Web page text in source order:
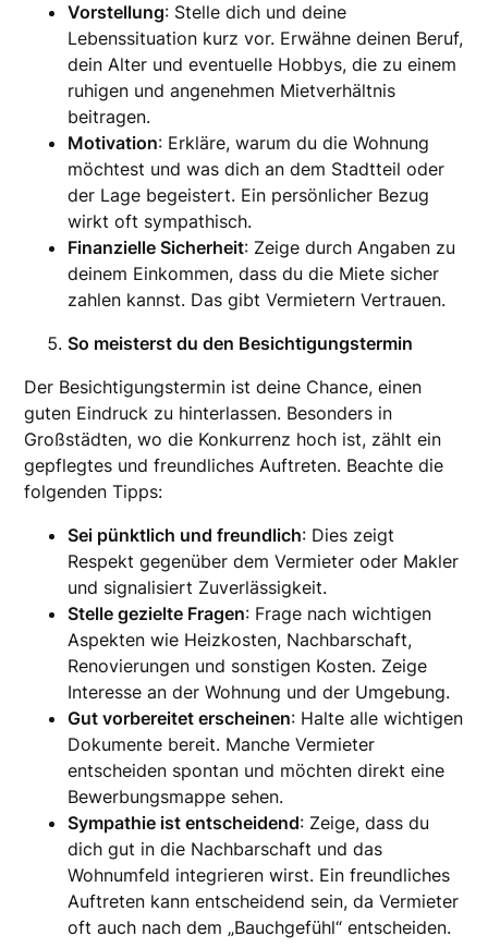
Vorstellung: Stelle dich und deine
Lebenssituation kurz vor. Erwähne deinen Beruf,
dein Alter und eventuelle Hobbys, die zu einem
ruhigen und angenehmen Mietverhältnis
beitragen.
Motivation: Erkläre, warum du die Wohnung
möchtest und was dich an dem Stadtteil oder
der Lage begeistert. Ein persönlicher Bezug
wirkt oft sympathisch.
Finanzielle Sicherheit: Zeige durch Angaben zu
deinem Einkommen, dass du die Miete sicher
zahlen kannst. Das gibt Vermietern Vertrauen.
So meisterst du den Besichtigungstermin
Der Besichtigungstermin ist deine Chance, einen
guten Eindruck zu hinterlassen. Besonders in
Großstädten, wo die Konkurrenz hoch ist, zählt ein
gepflegtes und freundliches Auftreten. Beachte die
folgenden Tipps:
Sei pünktlich und freundlich: Dies zeigt
Respekt gegenüber dem Vermieter oder Makler
und signalisiert Zuverlässigkeit.
Stelle gezielte Fragen: Frage nach wichtigen
Aspekten wie Heizkosten, Nachbarschaft,
Renovierungen und sonstigen Kosten. Zeige
Interesse an der Wohnung und der Umgebung.
Gut vorbereitet erscheinen: Halte alle wichtigen
Dokumente bereit. Manche Vermieter
entscheiden spontan und möchten direkt eine
Bewerbungsmappe sehen.
Sympathie ist entscheidend: Zeige, dass du
dich gut in die Nachbarschaft und das
Wohnumfeld integrieren wirst. Ein freundliches
Auftreten kann entscheidend sein, da Vermieter
oft auch nach dem „Bauchgefühl“ entscheiden.